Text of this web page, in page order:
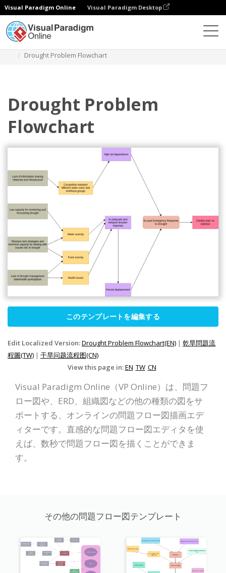
Visual Paradigm Online Visual Paradigm Desktop
Drought Problem Flowchart
Drought Problem
Flowchart
このテンプレートを編集する
Edit Localized Version:Drought Problem Flowchart(EN) | 乾旱問題流
程圖(TW) | 干旱问题流程图(CN)
View this page in:EN TW CN
Visual Paradigm Online（VP Online）は、問題フ
ロー図や、ERD、組織図などの他の種類の図をサ
ポートする、オンラインの問題フロー図描画エデ
ィターです。直感的な問題フロー図エディタを使
えば、数秒で問題フロー図を描くことができま
す。
その他の問題フロー図テンプレート